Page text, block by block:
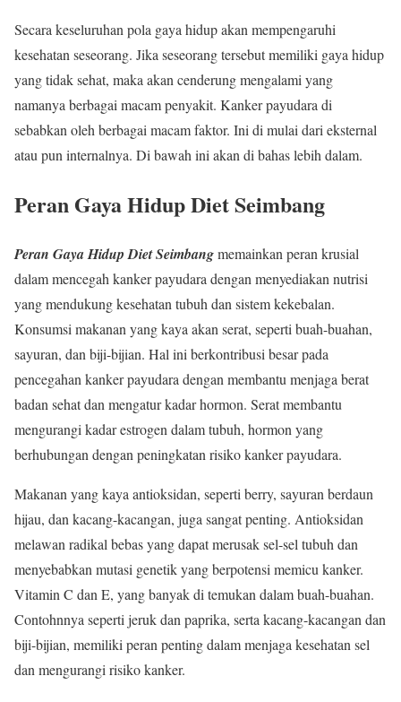
Secara keseluruhan pola gaya hidup akan mempengaruhi
kesehatan seseorang. Jika seseorang tersebut memiliki gaya hidup
yang tidak sehat, maka akan cenderung mengalami yang
namanya berbagai macam penyakit. Kanker payudara di
sebabkan oleh berbagai macam faktor. Ini di mulai dari eksternal
atau pun internalnya. Di bawah ini akan di bahas lebih dalam.
Peran Gaya Hidup Diet Seimbang
Peran Gaya Hidup Diet Seimbangmemainkan peran krusial
dalam mencegah kanker payudara dengan menyediakan nutrisi
yang mendukung kesehatan tubuh dan sistem kekebalan.
Konsumsi makanan yang kaya akan serat, seperti buah-buahan,
sayuran, dan biji-bijian. Hal ini berkontribusi besar pada
pencegahan kanker payudara dengan membantu menjaga berat
badan sehat dan mengatur kadar hormon. Serat membantu
mengurangi kadar estrogen dalam tubuh, hormon yang
berhubungan dengan peningkatan risiko kanker payudara.
Makanan yang kaya antioksidan, seperti berry, sayuran berdaun
hijau, dan kacang-kacangan, juga sangat penting. Antioksidan
melawan radikal bebas yang dapat merusak sel-sel tubuh dan
menyebabkan mutasi genetik yang berpotensi memicu kanker.
Vitamin C dan E, yang banyak di temukan dalam buah-buahan.
Contohnnya seperti jeruk dan paprika, serta kacang-kacangan dan
biji-bijian, memiliki peran penting dalam menjaga kesehatan sel
dan mengurangi risiko kanker.